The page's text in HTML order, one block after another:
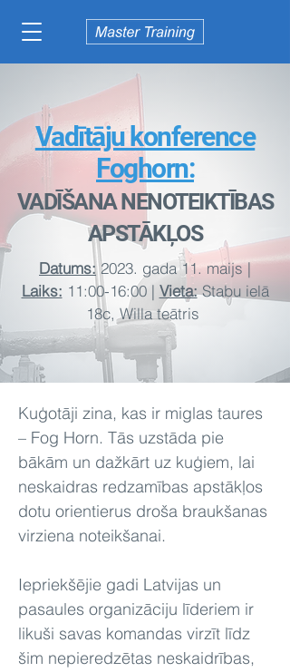
Vadītāju konference
Foghorn:
VADĪŠANA NENOTEIKTĪBAS
APSTĀKĻOS
Datums:2023. gada 11. maijs |
Laiks: 11:00-16:00 | Vieta:Stabu ielā
18c, Willa teātris
Kuģotāji zina, kas ir miglas taures
– Fog Horn. Tās uzstāda pie
bākām un dažkārt uz kuģiem, lai
neskaidras redzamības apstākļos
dotu orientierus droša braukšanas
virziena noteikšanai.
Iepriekšējie gadi Latvijas un
pasaules organizāciju līderiem ir
likuši savas komandas virzīt līdz
šim nepieredzētas neskaidrības,